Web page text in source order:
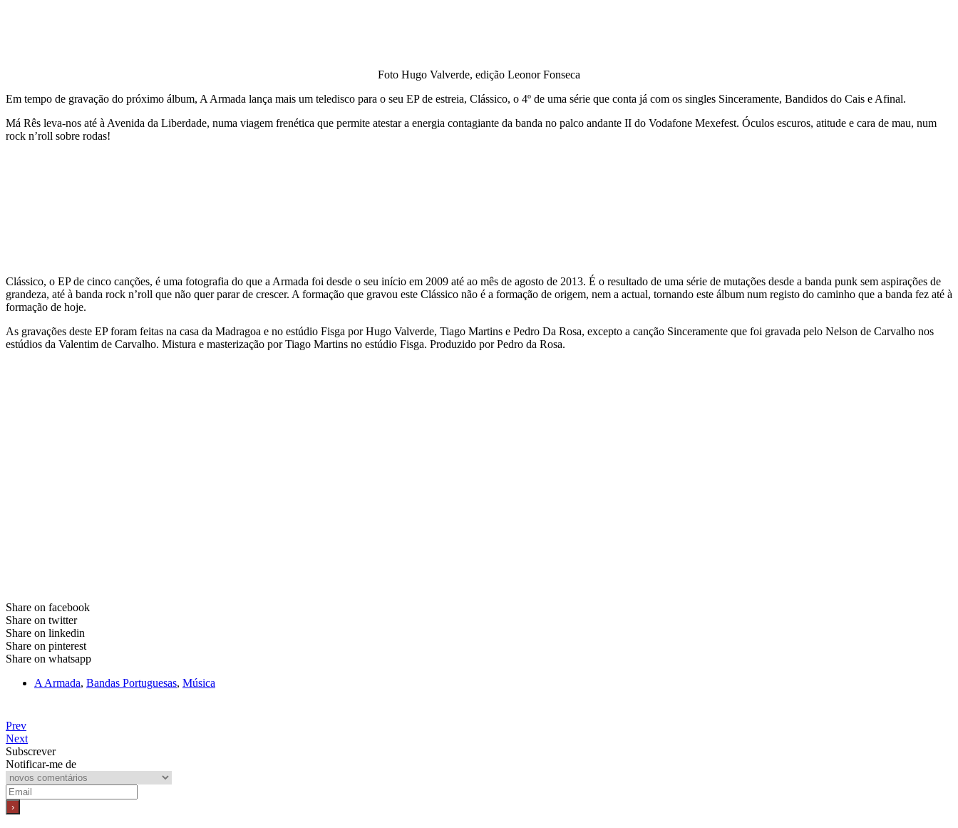
Foto Hugo Valverde, edição Leonor Fonseca
Em tempo de gravação do próximo álbum, A Armada lança mais um teledisco para o seu EP de estreia, Clássico, o 4º de uma série que conta já com os singles Sinceramente, Bandidos do Cais e Afinal.
Má Rês leva-nos até à Avenida da Liberdade, numa viagem frenética que permite atestar a energia contagiante da banda no palco andante II do Vodafone Mexefest. Óculos escuros, atitude e cara de mau, num
rock n’roll sobre rodas!
Clássico, o EP de cinco canções, é uma fotografia do que a Armada foi desde o seu início em 2009 até ao mês de agosto de 2013. É o resultado de uma série de mutações desde a banda punk sem aspirações de
grandeza, até à banda rock n’roll que não quer parar de crescer. A formação que gravou este Clássico não é a formação de origem, nem a actual, tornando este álbum num registo do caminho que a banda fez até à
formação de hoje.
As gravações deste EP foram feitas na casa da Madragoa e no estúdio Fisga por Hugo Valverde, Tiago Martins e Pedro Da Rosa, excepto a canção Sinceramente que foi gravada pelo Nelson de Carvalho nos
estúdios da Valentim de Carvalho. Mistura e masterização por Tiago Martins no estúdio Fisga. Produzido por Pedro da Rosa.
Share on facebook
Share on twitter
Share on linkedin
Share on pinterest
Share on whatsapp
A Armada, Bandas Portuguesas, Música
Prev
Next
Subscrever
Notificar-me de